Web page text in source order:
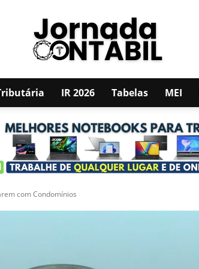
JORNADA
IR 2026 Tabelas MEI
com Condomínios